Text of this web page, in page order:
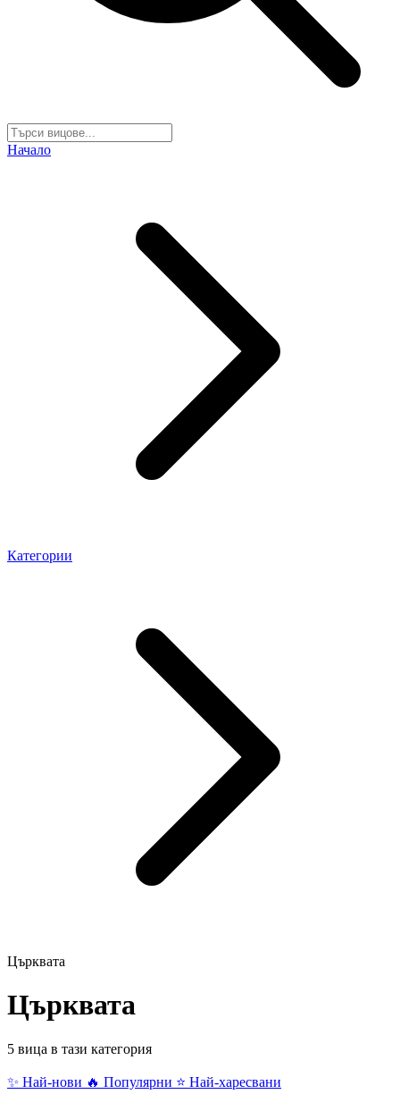
Начало
Категории
Църквата
Църквата
5 вица в тази категория
✨ Най-нови 🔥 Популярни ⭐ Най-харесвани